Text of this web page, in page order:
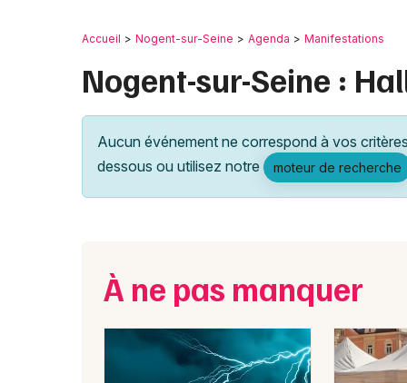
Accueil Nogent-sur-Seine Agenda Manifestations
Nogent-sur-Seine :
Aucun événement ne correspond à vos
dessous ou utilisez notre
moteur de recherche
À ne pas manquer